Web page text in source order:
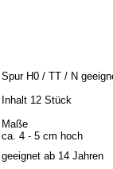
Spur H0 / TT / N
Inhalt 12 Stück
Maße
ca. 4 - 5 cm hoch
geeignet ab 14 Jahren